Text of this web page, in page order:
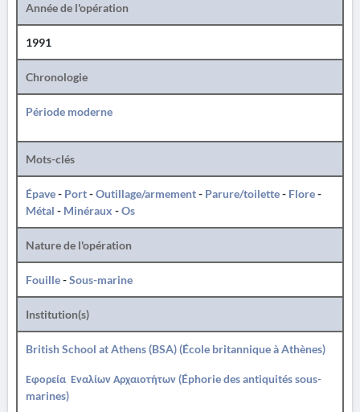
Année de l'opération
1991
Chronologie
Période moderne
Mots-clés
Épave- Port-Outillage/armement- Parure/toilette- Flore-
Métal - Minéraux -Os
Nature de l'opération
Fouille-Sous-marine
Institution(s)
British School at Athens (BSA) (École britannique à Athènes)
Εφορεία Εναλίων Αρχαιοτήτων (Éphorie des antiquités sous-
marines)